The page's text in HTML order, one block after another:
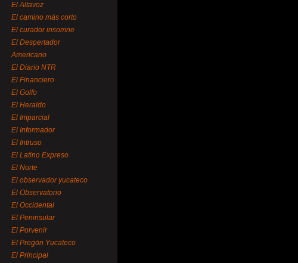
El Altavoz
El camino más corto
El curador insomne
El Despertador
Americano
El Diario NTR
El Financiero
El Golfo
El Heraldo
El Imparcial
El Informador
El Intruso
El Latino Expreso
El Norte
El observador yucateco
El Observatorio
El Occidental
El Peninsular
El Porvenir
El Pregón Yucateco
El Principal